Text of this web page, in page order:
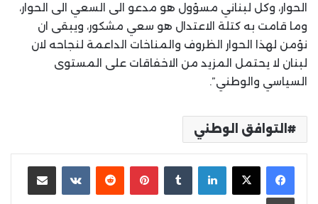
الحوار، وكل لبناني مسؤول هو مدعو الى السعي الى الحوار،
وما قامت به كتلة الاعتدال هو سعي مشكور، ويبقى ان
نؤمن لهذا الحوار الظروف والمناخات الداعمة لنجاحه لان
لبنان لا يحتمل المزيد من الاخفاقات على المستوى
السياسي والوطني”.
التوافق الوطني
لينكدإن بينتيريست مشاركة عبر البريد
طباعة